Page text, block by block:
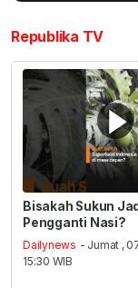
Republika TV
Bisakah Sukun
Pengganti Nasi?
Dailynews - Jumat ,
15:30 WIB